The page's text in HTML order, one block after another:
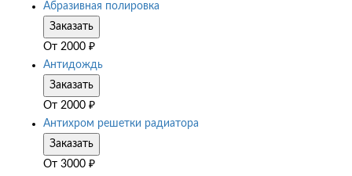
Абразивная полировка
Заказать
От 2000 ₽
Антидождь
Заказать
От 2000 ₽
Антихром решетки радиатора
Заказать
От 3000 ₽